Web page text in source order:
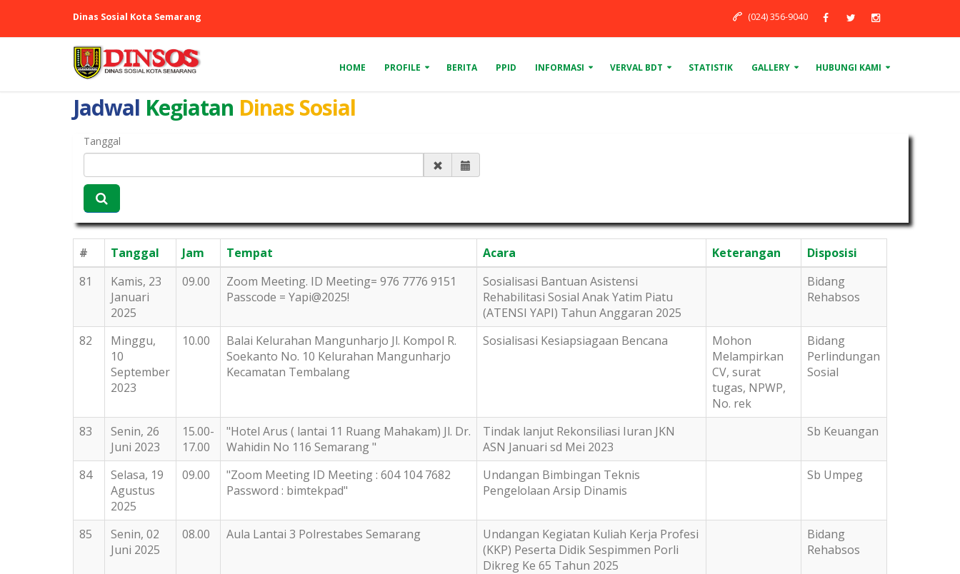
(024) 356-9040
Dinas Sosial Kota Semarang
HOME PROFILE BERITA PPID INFORMASI VERVAL BDT STATISTIK GALLERY HUBUNGI KAMI
Jadwal Kegiatan Dinas Sosial
Tanggal
# Tanggal Jam Tempat Acara Keterangan
Disposisi
81
Kamis, 23
Januari
2025
09.00
Zoom Meeting. ID Meeting= 976 7776 9151
Passcode = Yapi@2025!
Sosialisasi Bantuan Asistensi
Rehabilitasi Sosial Anak Yatim Piatu
(ATENSI YAPI) Tahun Anggaran 2025
Bidang
Rehabsos
82
Minggu,
10
September
2023
10.00
Balai Kelurahan Mangunharjo Jl. Kompol R.
Soekanto No. 10 Kelurahan Mangunharjo
Kecamatan Tembalang
Sosialisasi Kesiapsiagaan Bencana
Mohon
Melampirkan
CV, surat
tugas, NPWP,
No. rek
Bidang
Perlindungan
Sosial
83
Senin, 26
Juni 2023
15.00-
17.00
"Hotel Arus ( lantai 11 Ruang Mahakam) Jl. Dr.
Wahidin No 116 Semarang "
Tindak lanjut Rekonsiliasi Iuran JKN
ASN Januari sd Mei 2023
Sb Keuangan
84
Selasa, 19
Agustus
2025
09.00
"Zoom Meeting ID Meeting : 604 104 7682
Password : bimtekpad"
Undangan Bimbingan Teknis
Pengelolaan Arsip Dinamis
Sb Umpeg
85
Senin, 02
Juni 2025
08.00 Aula Lantai 3 Polrestabes Semarang
Undangan Kegiatan Kuliah Kerja Profesi
(KKP) Peserta Didik Sespimmen Porli
Dikreg Ke 65 Tahun 2025
Bidang
Rehabsos